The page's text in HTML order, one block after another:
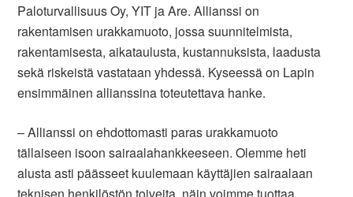
Paloturvallisuus Oy, YIT ja Are. Allianssi on
rakentamisen urakkamuoto, jossa suunnitelmista,
rakentamisesta, aikataulusta, kustannuksista, laadusta
sekä riskeistä vastataan yhdessä. Kyseessä on Lapin
ensimmäinen allianssina toteutettava hanke.
– Allianssi on ehdottomasti paras urakkamuoto
tällaiseen isoon sairaalahankkeeseen. Olemme heti
alusta asti päässeet kuulemaan käyttäjien sairaalaan
teknisen henkilöstön toiveita, näin voimme tuottaa